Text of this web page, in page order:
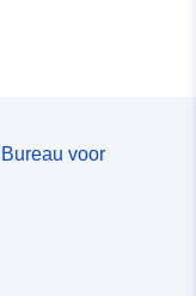
Bureau voor